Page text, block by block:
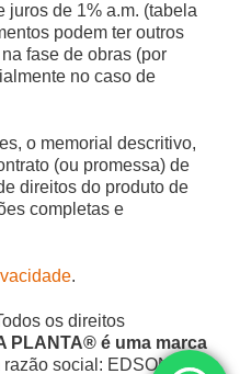
juros de 1% a.m. (tabela
podem ter outros
fase de obras (por
no caso de
o memorial descritivo,
(ou promessa) de
direitos do produto de
completas e
.
os direitos
PLANTA® é uma marca
social: EDSON